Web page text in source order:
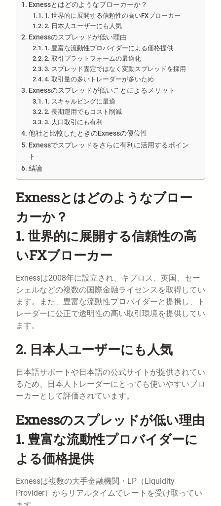
Exnessとはどのようなブローカーか？
1. 世界的に展開する信頼性の高いFXブローカー
2. 日本人ユーザーにも人気
Exnessのスプレッドが低い理由
1. 豊富な流動性プロバイダーによる価格提供
2. 取引プラットフォームの最適化
3. スプレッド固定ではなく変動スプレッドを採用
4. 取引量の多いトレーダーが多いため
Exnessのスプレッドが低いことによるメリット
1. スキャルピングに最適
2. 長期運用でもコスト削減
3. 大口取引にも有利
他社と比較したときのExnessの優位性
Exnessでスプレッドをさらに有利に活用するポイン
ト
結論
Exnessとはどのようなブロー
カーか？
1. 世界的に展開する信頼性の高
いFXブローカー
Exnessは2008年に設立され、キプロス、英国、セー
シェルなどの複数の国際金融ライセンスを取得してい
ます。また、豊富な流動性プロバイダーと提携し、ト
レーダーに公正で透明性の高い取引環境を提供してい
ます。
2. 日本人ユーザーにも人気
日本語サポートや日本語の公式サイトが提供されてい
るため、日本人トレーダーにとっても使いやすいブロ
ーカーとして評価されています。
Exnessのスプレッドが低い理由
1. 豊富な流動性プロバイダーに
よる価格提供
Exnessは複数の大手金融機関・LP（Liquidity
Provider）からリアルタイムでレートを受け取ってい